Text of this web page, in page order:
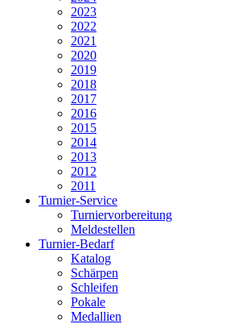
2023
2022
2021
2020
2019
2018
2017
2016
2015
2014
2013
2012
2011
Turnier-Service
Turniervorbereitung
Meldestellen
Turnier-Bedarf
Katalog
Schärpen
Schleifen
Pokale
Medallien